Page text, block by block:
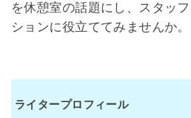
を休憩室の話題にし、スタッ
ションに役立ててみませんか。
ライタープロフィール